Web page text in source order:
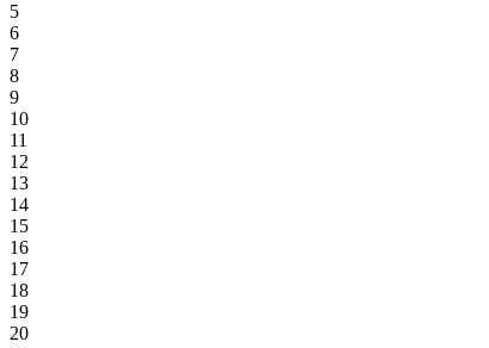
5
6
7
8
9
10
11
12
13
14
15
16
17
18
19
20